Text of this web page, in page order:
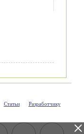
Статьи Разработчику